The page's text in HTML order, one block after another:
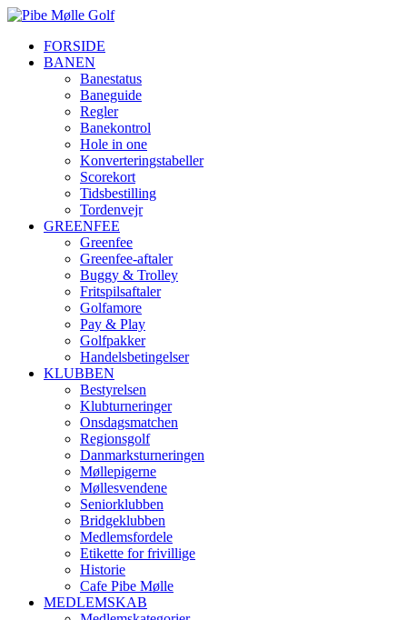
FORSIDE
BANEN
Banestatus
Baneguide
Regler
Banekontrol
Hole in one
Konverteringstabeller
Scorekort
Tidsbestilling
Tordenvejr
GREENFEE
Greenfee
Greenfee-aftaler
Buggy & Trolley
Fritspilsaftaler
Golfamore
Pay & Play
Golfpakker
Handelsbetingelser
KLUBBEN
Bestyrelsen
Klubturneringer
Onsdagsmatchen
Regionsgolf
Danmarksturneringen
Møllepigerne
Møllesvendene
Seniorklubben
Bridgeklubben
Medlemsfordele
Etikette for frivillige
Historie
Cafe Pibe Mølle
MEDLEMSKAB